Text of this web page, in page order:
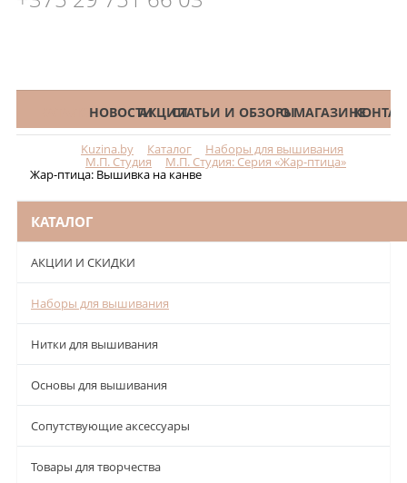
КАТАЛОГНОВОСТИАКЦИИСТАТЬИ И ОБЗОРЫО МАГАЗИНЕ
Kuzina.by Каталог Наборы для вышивания
М.П. Студия М.П. Студия: Серия «Жар-птица»
Жар-птица: Вышивка на канве
КАТАЛОГ
АКЦИИ И СКИДКИ
Наборы для вышивания
Нитки для вышивания
Основы для вышивания
Сопутствующие аксессуары
Товары для творчества